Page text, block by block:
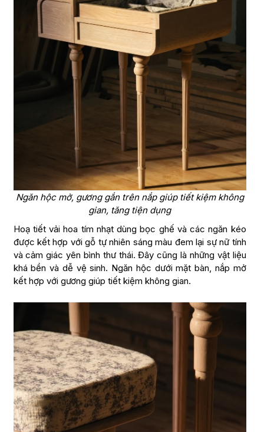
Ngăn hộc mở, gương gắn trên nắp giúp tiết kiệm không
gian, tăng tiện dụng
Hoạ tiết vải hoa tím nhạt dùng bọc ghế và các ngăn kéo
được kết hợp với gỗ tự nhiên sáng màu đem lại sự nữ tính
và cảm giác yên bình thư thái. Đây cũng là những vật liệu
khá bền và dễ vệ sinh. Ngăn hộc dưới mặt bàn, nắp mở
kết hợp với gương giúp tiết kiệm không gian.